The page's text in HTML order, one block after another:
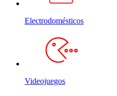
Electrodomésticos
Videojuegos